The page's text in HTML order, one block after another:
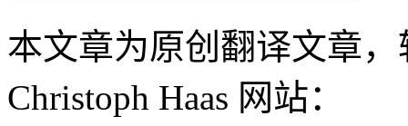
本文章为原创翻译文章
Christoph Haas 网站：